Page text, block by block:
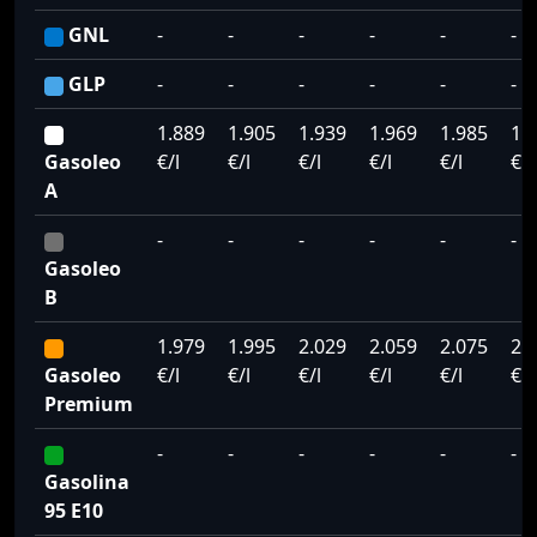
GNL
- - - - -
-
GLP
- - - - - -
Gasoleo
A
1.889
€/l
1.905
€/l
1.939
€/l
1.969
€/l
1.985
€/l
€/l
Gasoleo
B
- - - - - -
Gasoleo
Premium
1.979
€/l
1.995
€/l
2.029
€/l
2.059
€/l
2.075
€/l
€/l
Gasolina
95 E10
- - - - - -